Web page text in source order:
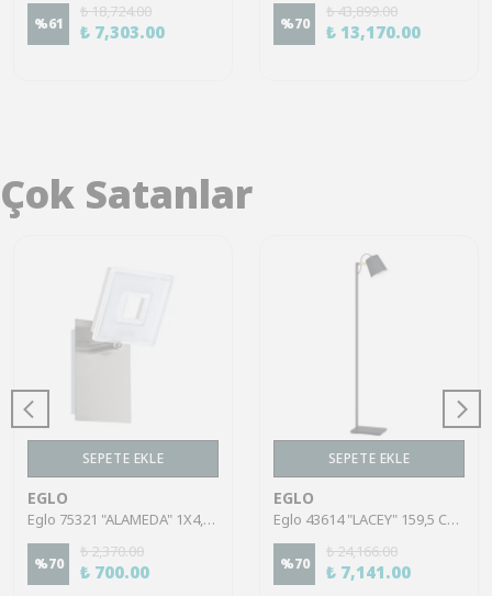
%61
₺ 18,724.00
₺ 7,303.00 %70
₺ 43,899.00
₺ 13,170.00
Çok Satanlar
SEPETE EKLE
EGLO
Eglo 75321 "ALAMEDA" 1X4,5W Çelik Nikel Mat Sıva Üstü Spot
%70
₺ 2,370.00
₺ 700.00
SEPETE EKLE
EGLO
Eglo 43614 "LACEY" 159,5 Cm Yüksekliğinde Çelik, Ahşap Köşe Lambası Lambader
%70
₺ 24,166.00
₺ 7,141.00